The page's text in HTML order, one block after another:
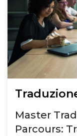
Master
Parcours: